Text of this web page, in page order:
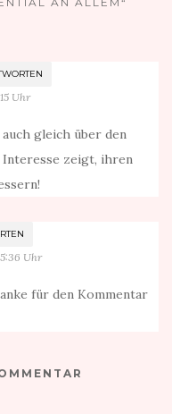
Uhr
gleich über den
zeigt, ihren
Uhr
für den Kommentar